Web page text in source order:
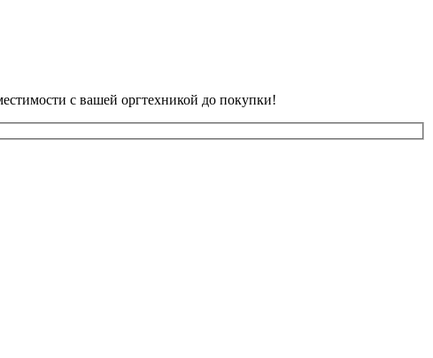
с вашей оргтехникой до покупки!